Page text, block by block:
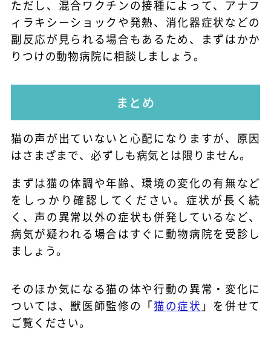
ただし、混合ワクチンの接種によって、アナフ
ィラキシーショックや発熱、消化器症状などの
副反応が見られる場合もあるため、まずはかか
りつけの動物病院に相談しましょう。
まとめ
猫の声が出ていないと心配になりますが、原因
はさまざまで、必ずしも病気とは限りません。
まずは猫の体調や年齢、環境の変化の有無など
をしっかり確認してください。症状が長く続
く、声の異常以外の症状も併発しているなど、
病気が疑われる場合はすぐに動物病院を受診し
ましょう。
そのほか気になる猫の体や行動の異常・変化に
ついては、獣医師監修の「猫の症状 」を併せて
ご覧ください。